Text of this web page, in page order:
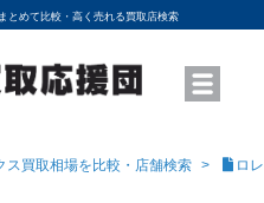
とめて比較・高く売れる買取店検索
を調べる
場を調べる
ス買取相場を比較・店舗検索 ロ